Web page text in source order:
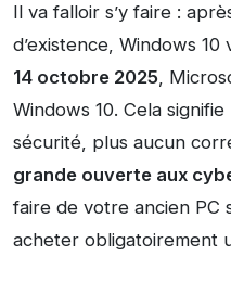
Il va falloir s’y faire :
d’existence, Windows
14 octobre 2025,
Windows 10. Cela
sécurité, plus aucun
grande ouverte aux
faire de votre ancien PC
acheter obligatoirement